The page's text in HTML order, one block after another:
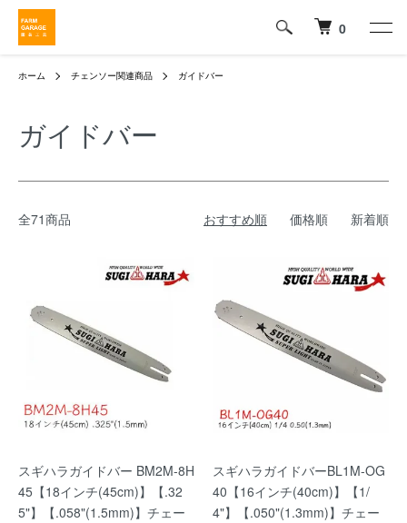
0
ホーム チェンソー関連商品 ガイドバー
ガイドバー
全71商品 おすすめ順 価格順 新着順
スギハラガイドバー BM2M-8H
45【18インチ(45cm)】【.32
5"】【.058"(1.5mm)】チェー
スギハラガイドバーBL1M-OG
40【16インチ(40cm)】【1/
4"】【.050"(1.3mm)】チェー